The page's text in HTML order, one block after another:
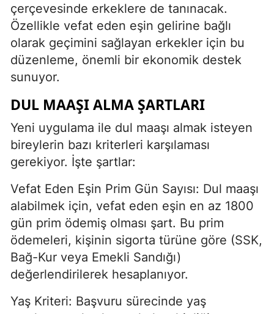
çerçevesinde erkeklere de tanınacak.
Özellikle vefat eden eşin gelirine bağlı
olarak geçimini sağlayan erkekler için bu
düzenleme, önemli bir ekonomik destek
sunuyor.
DUL MAAŞI ALMA ŞARTLARI
Yeni uygulama ile dul maaşı almak isteyen
bireylerin bazı kriterleri karşılaması
gerekiyor. İşte şartlar:
Vefat Eden Eşin Prim Gün Sayısı: Dul maaşı
alabilmek için, vefat eden eşin en az 1800
gün prim ödemiş olması şart. Bu prim
ödemeleri, kişinin sigorta türüne göre (SSK,
Bağ-Kur veya Emekli Sandığı)
değerlendirilerek hesaplanıyor.
Yaş Kriteri: Başvuru sürecinde yaş